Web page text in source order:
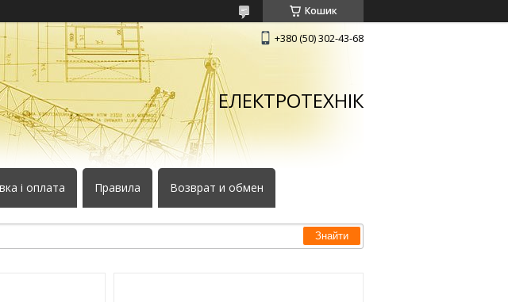
Кошик
+380 (50) 302-43-68
ЕЛЕКТРОТЕХНІК
і оплата Правила Возврат и обмен
Знайти